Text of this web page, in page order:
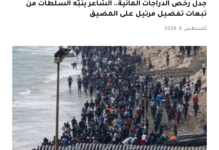
جدل رخص الدراجات المائية.. الشاعر ينبّه السلطات من
تبعات تفضيل مرتيل على المضيق
أغسطس 6, 2026